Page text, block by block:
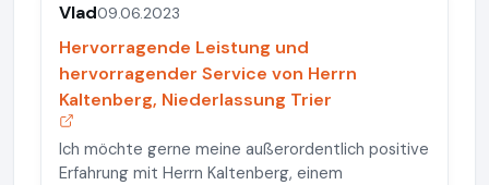
Vlad09.06.2023
Hervorragende Leistung und
hervorragender Service von Herrn
Kaltenberg, Niederlassung Trier
Ich möchte gerne meine außerordentlich positive
Erfahrung mit Herrn Kaltenberg, einem